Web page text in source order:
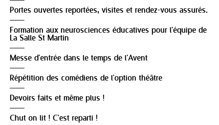
Portes ouvertes reportées, visites et rendez-vous assurés.
Formation aux neurosciences éducatives pour l'équipe de
La Salle St Martin
Messe d'entrée dans le temps de l'Avent
Répétition des comédiens de l'option théâtre
Devoirs faits et même plus !
Chut on lit ! C'est reparti !